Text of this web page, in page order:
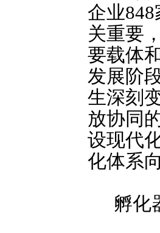
企业848
关重要
要载体
发展阶
生深刻
放协同
设现代
化体系
孵化